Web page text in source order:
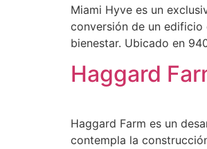
Miami Hyve es un
conversión de un edificio
bienestar. Ubicado en
Haggard
Haggard Farm es un
contempla la